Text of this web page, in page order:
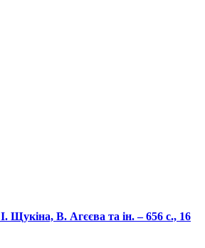
В. Агєєва та ін. – 656 с., 16